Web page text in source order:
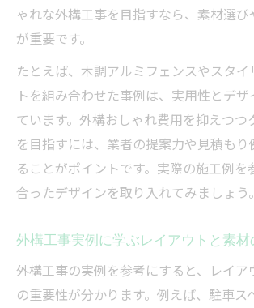
ゃれな外構工事を目指すなら、素材選び
が重要です。
たとえば、木調アルミフェンスやスタイ
トを組み合わせた事例は、実用性とデ
ています。外構おしゃれ費用を抑えつつ
を目指すには、業者の提案力や見積も
ることがポイントです。実際の施工例を
合ったデザインを取り入れてみましょう。
外構工事実例に学ぶレイアウトと素材
外構工事の実例を参考にすると、レイア
の重要性が分かります。例えば、駐車ス